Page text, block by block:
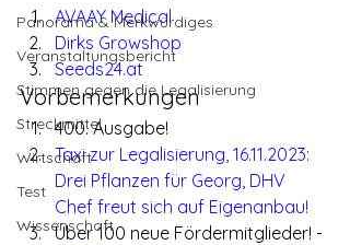
Panorama & Merkwürdiges
Veranstaltungsbericht
Stimmen gegen die Legalisierung
Streckmittel
Wirtschaft
Test
Wissenschaft
AVAAY Medical
Dirks Growshop
Seeds24.at
Vorbemerkungen
400. Ausgabe!
Taxi zur Legalisierung, 16.11.2023:
Drei Pflanzen für Georg, DHV
Chef freut sich auf Eigenanbau!
Über 100 neue Fördermitglieder! -